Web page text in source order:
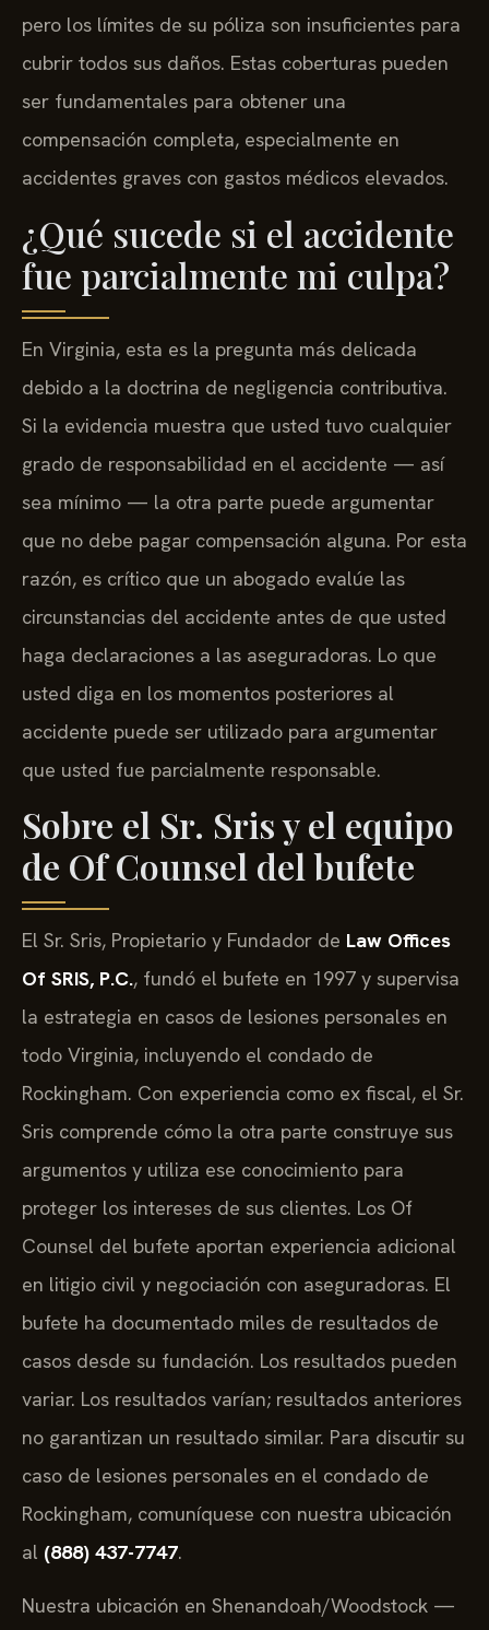
pero los límites de su póliza son insuficientes para
cubrir todos sus daños. Estas coberturas pueden
ser fundamentales para obtener una
compensación completa, especialmente en
accidentes graves con gastos médicos elevados.
¿Qué sucede si el accidente
fue parcialmente mi culpa?
En Virginia, esta es la pregunta más delicada
debido a la doctrina de negligencia contributiva.
Si la evidencia muestra que usted tuvo cualquier
grado de responsabilidad en el accidente — así
sea mínimo — la otra parte puede argumentar
que no debe pagar compensación alguna. Por esta
razón, es crítico que un abogado evalúe las
circunstancias del accidente antes de que usted
haga declaraciones a las aseguradoras. Lo que
usted diga en los momentos posteriores al
accidente puede ser utilizado para argumentar
que usted fue parcialmente responsable.
Sobre el Sr. Sris y el equipo
de Of Counsel del bufete
El Sr. Sris, Propietario y Fundador de Law Offices
Of SRIS, P.C., fundó el bufete en 1997 y supervisa
la estrategia en casos de lesiones personales en
todo Virginia, incluyendo el condado de
Rockingham. Con experiencia como ex fiscal, el Sr.
Sris comprende cómo la otra parte construye sus
argumentos y utiliza ese conocimiento para
proteger los intereses de sus clientes. Los Of
Counsel del bufete aportan experiencia adicional
en litigio civil y negociación con aseguradoras. El
bufete ha documentado miles de resultados de
casos desde su fundación. Los resultados pueden
variar. Los resultados varían; resultados anteriores
no garantizan un resultado similar. Para discutir su
caso de lesiones personales en el condado de
Rockingham, comuníquese con nuestra ubicación
al (888) 437-7747.
Nuestra ubicación en Shenandoah/Woodstock —